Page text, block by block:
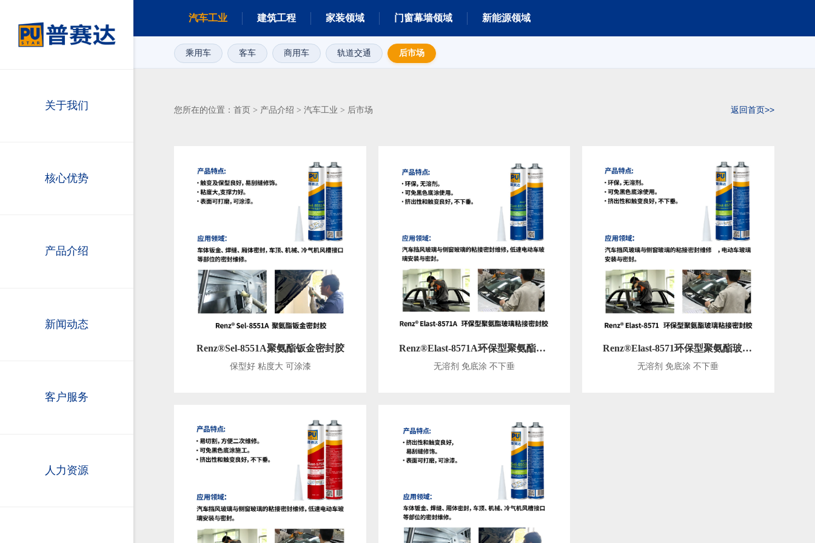
关于我们
核心优势
产品介绍
新闻动态
客户服务
人力资源
汽车工业 建筑工程 家装领域 门窗幕墙领域 新能源领域
乘用车 客车 商用车 轨道交通 后市场
您所在的位置：首页 > 产品介绍 >汽车工业 > 后市场 返回首页>>
Renz®Sel-8551A聚氨酯钣金密封胶
保型好 粘度大 可涂漆
Renz®Elast-8571A环保型聚氨酯玻璃粘接密封胶
无溶剂 免底涂 不下垂
Renz®Elast-8571环保型聚氨酯玻璃粘接密封胶
无溶剂 免底涂 不下垂